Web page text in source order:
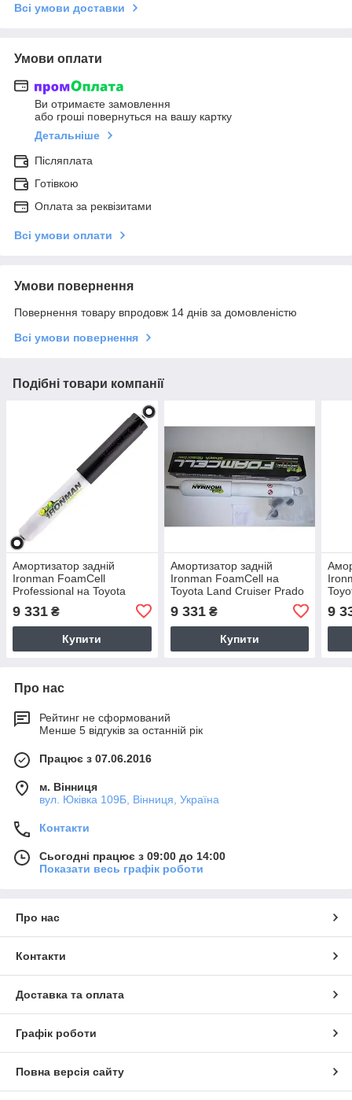
Всі умови доставки
Умови оплати
Ви отримаєте замовлення
або гроші повернуться на вашу картку
Детальніше
Післяплата
Готівкою
Оплата за реквізитами
Всі умови оплати
Умови повернення
Повернення товару впродовж 14 днів за домовленістю
Всі умови повернення
Подібні товари компанії
Амортизатор задній
Ironman FoamCell
Professional на Toyota
Hilux, Land Cruiser 60, 70
масляний 24650FEP
9 331 ₴
Купити
Амортизатор задній
Ironman FoamCell на
Toyota Land Cruiser Prado
90, 95 масляний 24661FE
9 331₴
Купити
9
Про нас
Рейтинг не сформований
Менше 5 відгуків за останній рік
Працює з 07.06.2016
м. Вінниця
вул. Юківка 109Б, Вінниця, Україна
Контакти
Сьогодні працює з 09:00 до 14:00
Показати весь графік роботи
Про нас
Контакти
Доставка та оплата
Графік роботи
Повна версія сайту